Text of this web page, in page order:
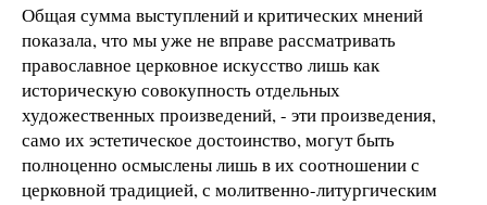
Общая сумма выступлений и критических мнений
показала, что мы уже не вправе рассматривать
православное церковное искусство лишь как
историческую совокупность отдельных
художественных произведений, - эти произведения,
само их эстетическое достоинство, могут быть
полноценно осмыслены лишь в их соотношении с
церковной традицией, с молитвенно-литургическим